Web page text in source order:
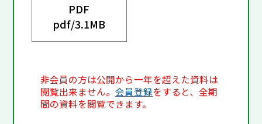
PDF
pdf/3.1MB
非会員の方は公開から一年を超えた資料は
閲覧出来ません。会員登録をすると、全期
間の資料を閲覧できます。